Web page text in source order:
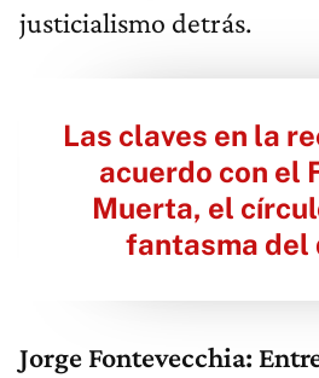
justicialismo detrás.
Las claves en la
acuerdo con el
Muerta, el
fantasma del
Jorge Fontevecchia: